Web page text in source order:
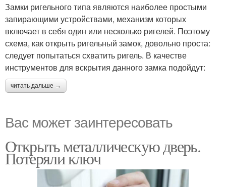
Замки ригельного типа являются наиболее простыми
запирающими устройствами, механизм которых
включает в себя один или несколько ригелей. Поэтому
схема, как открыть ригельный замок, довольно проста:
следует попытаться схватить ригель. В качестве
инструментов для вскрытия данного замка подойдут:
читать дальше →
Вас может заинтересовать
Открыть металлическую дверь.
Потеряли ключ